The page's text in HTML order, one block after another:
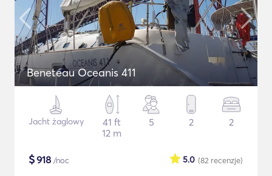
Beneteau Oceanis 411
Jacht żaglowy
41 ft
12 m
5 2 2
$918 /noc (82 recenzje)
5.0